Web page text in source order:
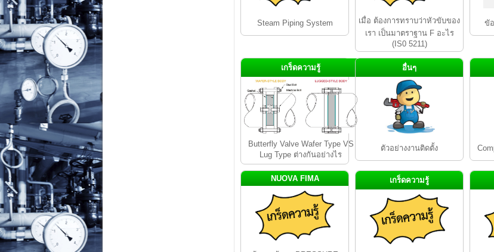
Steam Piping System
เมื่อ ต้องการทราบว่าหัวขับของ
เรา เป็นมาตราฐาน F อะไร
(IS0 5211)
ขั
เกร็ดความรู้
Butterfly Valve Wafer Type VS
Lug Type ต่างกันอย่างไร
อื่นๆ
ตัวอย่างงานติดตั้ง
NUOVA FIMA เกร็ดความรู้